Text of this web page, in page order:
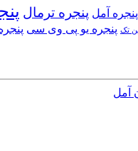
پنجره آمل پنجره ترمال
تک پنجره یو پی وی سی